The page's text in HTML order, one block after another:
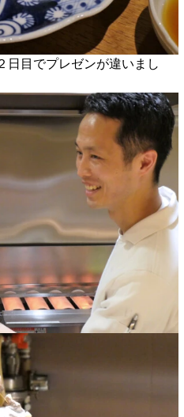
日目でプレゼンが違いまし